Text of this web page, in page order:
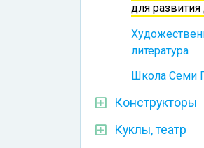
для развития
литература
Школа Семи
Конструкторы
Куклы, театр